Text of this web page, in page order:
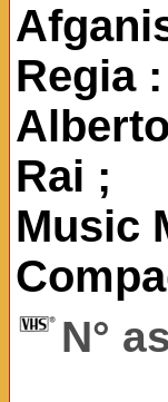
Regia
Rai ;
Music
N°